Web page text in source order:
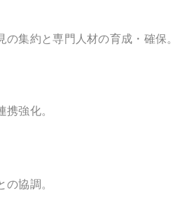
集約と専門人材の育成・確保。
強化。
協調。